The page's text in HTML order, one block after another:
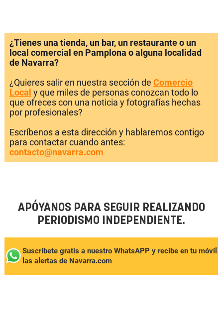
¿Tienes una tienda, un bar, un restaurante o un
local comercial en Pamplona o alguna localidad
de Navarra?
¿Quieres salir en nuestra sección de Comercio
Local y que miles de personas conozcan todo lo
que ofreces con una noticia y fotografías hechas
por profesionales?
Escríbenos a esta dirección y hablaremos contigo
para contactar cuando antes:
contacto@navarra.com
APÓYANOS PARA SEGUIR REALIZANDO
PERIODISMO INDEPENDIENTE.
Suscríbete gratis a nuestro WhatsAPP y recibe en tu móvil
las alertas de Navarra.com